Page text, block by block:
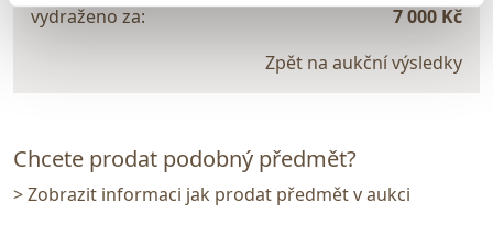
vydraženo za:
7 000 Kč
Zpět na aukční výsledky
Chcete prodat podobný předmět?
> Zobrazit informaci jak prodat předmět v aukci